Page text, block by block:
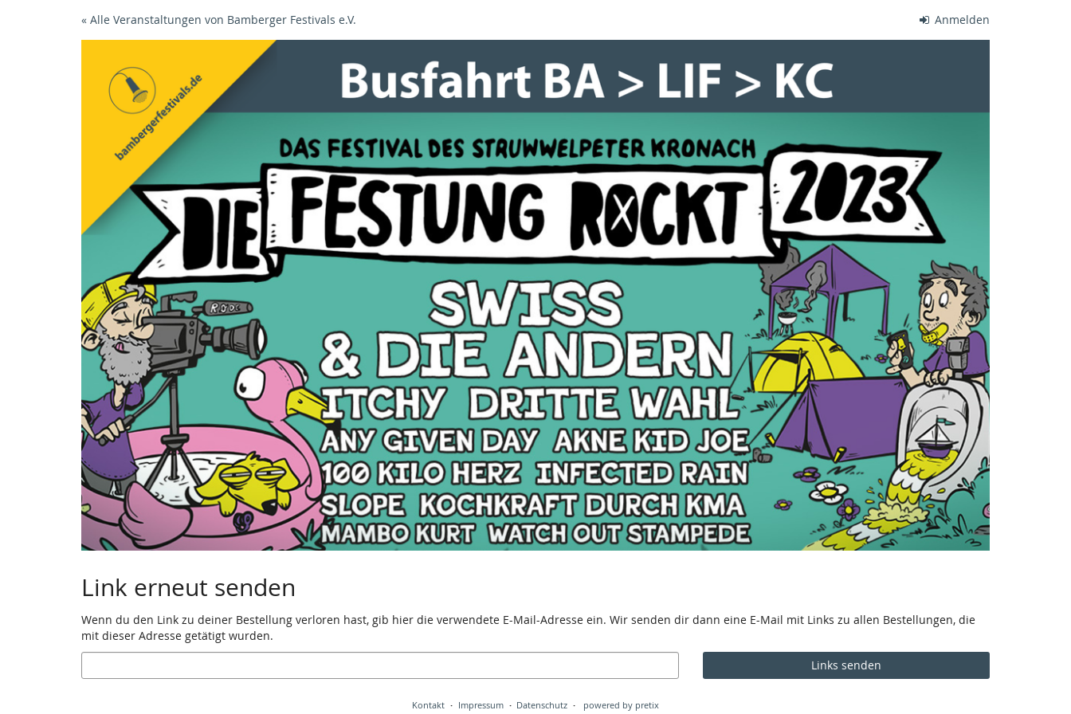
Anmelden
« Alle Veranstaltungen von Bamberger Festivals e.V.
Link erneut senden
Wenn du den Link zu deiner Bestellung verloren hast, gib hier die verwendete E-Mail-Adresse ein. Wir senden dir dann eine E-Mail mit Links zu allen Bestellungen, die
mit dieser Adresse getätigt wurden.
E-
Mail
Links senden
Kontakt Impressum Datenschutz powered by pretix